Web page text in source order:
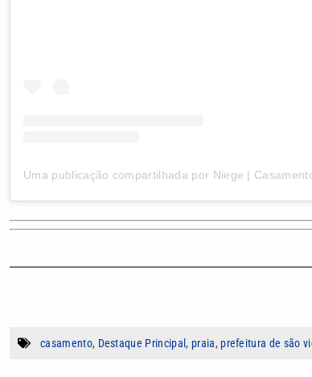
casamento, Destaque Principal , praia, prefeitura de são